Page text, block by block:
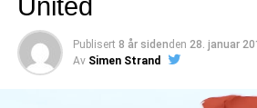
United
Publisert 8 år sidenden 28. januar
Av Simen Strand